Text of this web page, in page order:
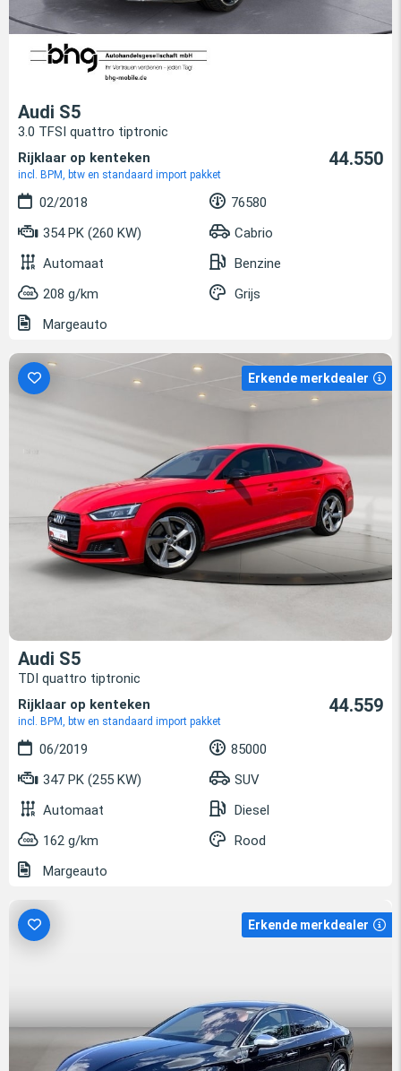
Audi S5
3.0 TFSI quattro tiptronic
Rijklaar op kenteken
incl. BPM, btw en standaard import pakket
44.550
02/2018
76580
354 PK (260 KW)
Cabrio
Automaat
Benzine
208 g/km
Grijs
Margeauto
Erkende merkdealer
Audi S5
TDI quattro tiptronic
Rijklaar op kenteken
incl. BPM, btw en standaard import pakket
44.559
06/2019
85000
347 PK (255 KW)
SUV
Automaat
Diesel
162 g/km
Rood
Margeauto
Erkende merkdealer